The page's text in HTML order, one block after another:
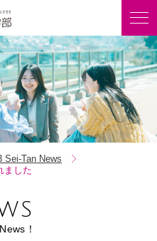
Sei-Tan News
ました
！